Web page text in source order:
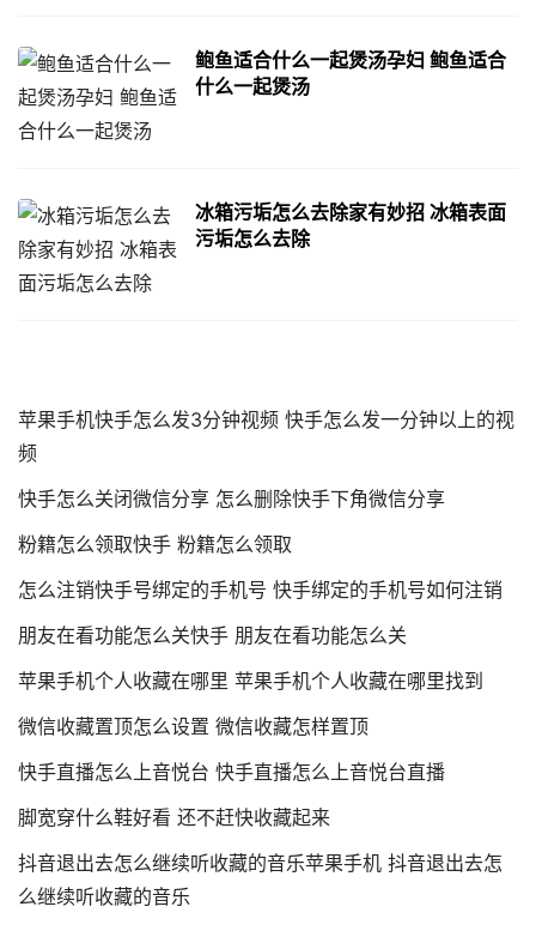
鲍鱼适合什么一起煲汤孕妇 鲍鱼适合
什么一起煲汤
冰箱污垢怎么去除家有妙招 冰箱表面
污垢怎么去除
苹果手机快手怎么发3分钟视频 快手怎么发一分钟以上的视
频
快手怎么关闭微信分享 怎么删除快手下角微信分享
粉籍怎么领取快手 粉籍怎么领取
怎么注销快手号绑定的手机号 快手绑定的手机号如何注销
朋友在看功能怎么关快手 朋友在看功能怎么关
苹果手机个人收藏在哪里 苹果手机个人收藏在哪里找到
微信收藏置顶怎么设置 微信收藏怎样置顶
快手直播怎么上音悦台 快手直播怎么上音悦台直播
脚宽穿什么鞋好看 还不赶快收藏起来
抖音退出去怎么继续听收藏的音乐苹果手机 抖音退出去怎
么继续听收藏的音乐